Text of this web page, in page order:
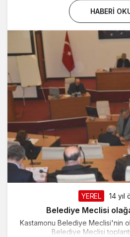
HABERI
YEREL 14 yıl
Belediye Meclisi
Kastamonu Belediye Meclisi'nin
Belediye Meclisi